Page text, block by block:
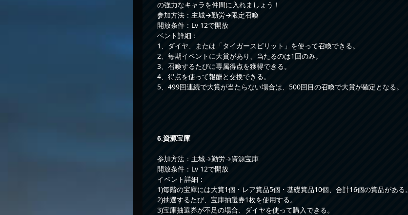
の強力なキャラを仲間に入れましょう！
参加方法：主城→勤労→限定召喚
開放条件：Lv 12で開放
ベント詳細：
1、ダイヤ、または「タイガースピリット」を使って召喚できる。
2、毎期イベントに大賞があり、当たるのは1回のみ。
3、召喚するたびに専属得点を獲得できる。
4、得点を使って報酬と交換できる。
5、499回連続で大賞が当たらない場合は、500回目の召喚で大賞が確定となる。
6.資源宝庫
参加方法：主城→勤労→資源宝庫
開放条件：Lv 12で開放
イベント詳細：
1)毎階の宝庫には大賞1個・レア賞品5個・基礎賞品10個、合計16個の賞品がある。
2)抽選するたび、宝庫抽選券1枚を使用する。
3)宝庫抽選券が不足の場合、ダイヤを使って購入できる。